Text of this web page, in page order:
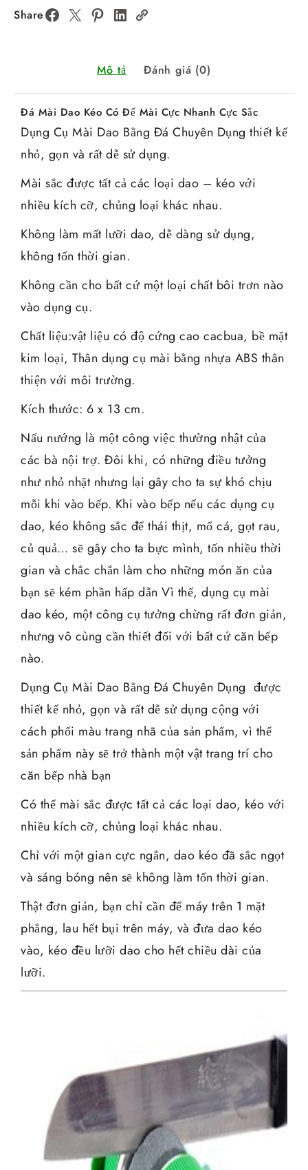
Share
Mô tả Đánh giá (0)
Đá Mài Dao Kéo Có Đế Mài Cực Nhanh Cực Sắc
Dụng Cụ Mài Dao Bằng Đá Chuyên Dụng thiết kế
nhỏ, gọn và rất dễ sử dụng.
Mài sắc được tất cả các loại dao – kéo với
nhiều kích cỡ, chủng loại khác nhau.
Không làm mất lưỡi dao, dễ dàng sử dụng,
không tốn thời gian.
Không cần cho bất cứ một loại chất bôi trơn nào
vào dụng cụ.
Chất liệu:vật liệu có độ cứng cao cacbua, bề mặt
kim loại, Thân dụng cụ mài bằng nhựa ABS thân
thiện với môi trường.
Kích thước: 6 x 13 cm.
Nấu nướng là một công việc thường nhật của
các bà nội trợ. Đôi khi, có những điều tưởng
như nhỏ nhặt nhưng lại gây cho ta sự khó chịu
mỗi khi vào bếp. Khi vào bếp nếu các dụng cụ
dao, kéo không sắc để thái thịt, mổ cá, gọt rau,
củ quả… sẽ gây cho ta bực mình, tốn nhiều thời
gian và chắc chắn làm cho những món ăn của
bạn sẽ kém phần hấp dẫn Vì thế, dụng cụ mài
dao kéo, một công cụ tưởng chừng rất đơn giản,
nhưng vô cùng cần thiết đối với bất cứ căn bếp
nào.
Dụng Cụ Mài Dao Bằng Đá Chuyên Dụng được
thiết kế nhỏ, gọn và rất dễ sử dụng cộng với
cách phối màu trang nhã của sản phẩm, vì thế
sản phẩm này sẽ trở thành một vật trang trí cho
căn bếp nhà bạn
Có thể mài sắc được tất cả các loại dao, kéo với
nhiều kích cỡ, chủng loại khác nhau.
Chỉ với một gian cực ngắn, dao kéo đã sắc ngọt
và sáng bóng nên sẽ không làm tốn thời gian.
Thật đơn giản, bạn chỉ cần để máy trên 1 mặt
phẳng, lau hết bụi trên máy, và đưa dao kéo
vào, kéo đều lưỡi dao cho hết chiều dài của
lưỡi.